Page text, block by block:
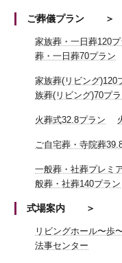
ご葬儀プラン
家族葬・一日葬120プ
葬・一日葬70プラン
家族葬(リビング)120
族葬(リビング)70プ
火葬式32.8プラン
ご自宅葬・寺院葬
一般葬・社葬プレミ
般葬・社葬140プラン
式場案内
リビングホール〜歩
法事センター